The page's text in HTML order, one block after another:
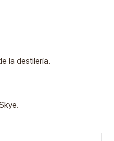
la destilería.